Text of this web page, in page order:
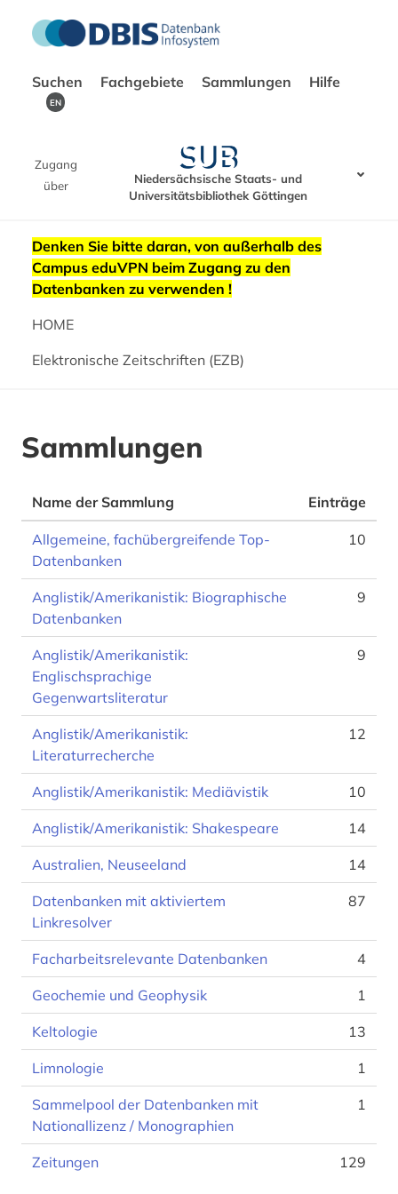
Suchen Fachgebiete Sammlungen Hilfe
EN
Zugang
über
Niedersächsische Staats- und
Universitätsbibliothek Göttingen
Denken Sie bitte daran, von außerhalb des
Campus eduVPN beim Zugang zu den
Datenbanken zu verwenden !
HOME
Elektronische Zeitschriften (EZB)
Sammlungen
Name der Sammlung Einträge
Allgemeine, fachübergreifende Top-
Datenbanken
10
Anglistik/Amerikanistik: Biographische
Datenbanken
9
Anglistik/Amerikanistik:
Englischsprachige
Gegenwartsliteratur
9
Anglistik/Amerikanistik:
Literaturrecherche
12
Anglistik/Amerikanistik: Mediävistik 10
Anglistik/Amerikanistik: Shakespeare 14
Australien, Neuseeland 14
Datenbanken mit aktiviertem
Linkresolver
87
Facharbeitsrelevante Datenbanken 4
Geochemie und Geophysik 1
Keltologie 13
Limnologie 1
Sammelpool der Datenbanken mit
Nationallizenz / Monographien
1
Zeitungen 129